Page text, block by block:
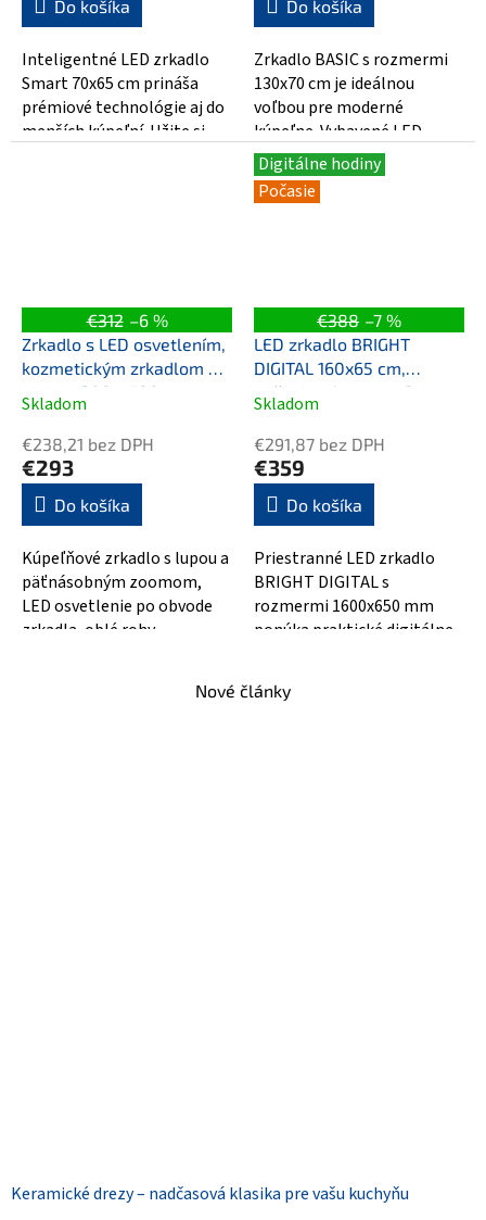
z
5
hviezdičiek.
Do košíka
Inteligentné LED zrkadlo
Smart 70x65 cm prináša
prémiové technológie aj do
menších kúpeľní. Užite si
z
5
hviezdičiek.
Do košíka
Zrkadlo BASIC s rozmermi
130x70 cm je ideálnou
voľbou pre moderné
kúpeľne. Vybavené LED
osvetlením (4000 K), ktoré
poskytuje príjemné a...
€312 –6 %
Zrkadlo s LED osvetlením,
kozmetickým zrkadlom 5 x
zoom, 1200 x 700 mm,
nastaviteľná teplota farby
svetla
Priemerné
hodnotenie
produktu
je
4,7
z
5
hviezdičiek.
Skladom
€238,21 bez DPH
€293
Do košíka
Kúpeľňové zrkadlo s lupou a
päťnásobným zoomom,
LED osvetlenie po obvode
zrkadla, oblé rohy,
Digitálne hodiny
Počasie
€388 –7 %
LED zrkadlo BRIGHT
DIGITAL 160x65 cm,
počasie, ukazovateľ
vonkajšej a vnútornej
teploty, barometer
Priemerné
hodnotenie
produktu
je
5,0
z
5
hviezdičiek.
Skladom
€291,87 bez DPH
€359
Do košíka
Priestranné LED zrkadlo
BRIGHT DIGITAL s
rozmermi 1600x650 mm
ponúka praktické digitálne
Nové články
Keramické drezy – nadčasová klasika pre vašu kuchyňu